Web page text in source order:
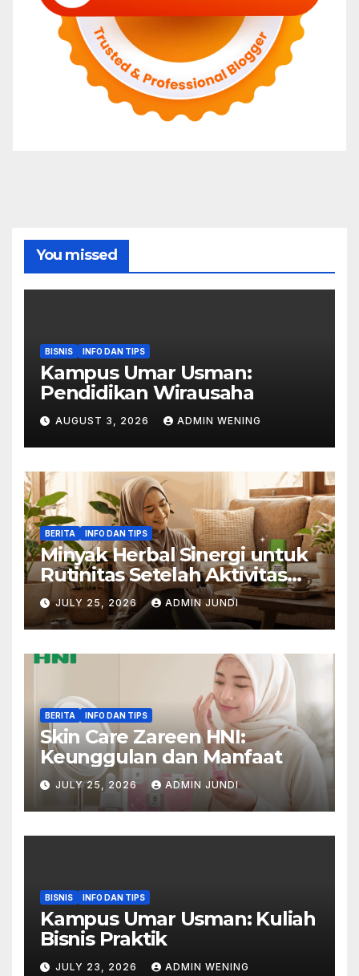
You missed
BISNIS INFO DAN TIPS
Kampus Umar Usman:
Pendidikan Wirausaha
AUGUST 3, 2026 ADMIN WENING
BERITA INFO DAN TIPS
Minyak Herbal Sinergi untuk
Rutinitas Setelah Aktivitas
Padat
JULY 25, 2026 ADMIN JUNDI
BERITA INFO DAN TIPS
Skin Care Zareen HNI:
Keunggulan dan Manfaat
JULY 25, 2026 ADMIN JUNDI
BISNIS INFO DAN TIPS
Kampus Umar Usman: Kuliah
Bisnis Praktik
JULY 23, 2026 ADMIN WENING